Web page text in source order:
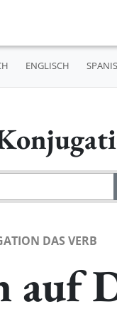
ENGLISCH
DAS VERB
auf